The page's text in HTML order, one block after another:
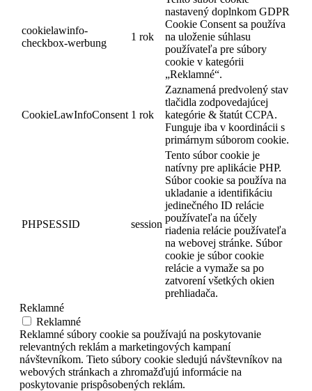
cookielawinfo-
checkbox-werbung
1 rok
nastavený doplnkom GDPR
Cookie Consent sa používa
na uloženie súhlasu
používateľa pre súbory
cookie v kategórii
„Reklamné“.
CookieLawInfoConsent 1 rok
Zaznamená predvolený stav
tlačidla zodpovedajúcej
kategórie & štatút CCPA.
Funguje iba v koordinácii s
primárnym súborom cookie.
PHPSESSID session
Tento súbor cookie je
natívny pre aplikácie PHP.
Súbor cookie sa používa na
ukladanie a identifikáciu
jedinečného ID relácie
používateľa na účely
riadenia relácie používateľa
na webovej stránke. Súbor
cookie je súbor cookie
relácie a vymaže sa po
zatvorení všetkých okien
prehliadača.
Reklamné
Reklamné
Reklamné súbory cookie sa používajú na poskytovanie
relevantných reklám a marketingových kampaní
návštevníkom. Tieto súbory cookie sledujú návštevníkov na
webových stránkach a zhromažďujú informácie na
poskytovanie prispôsobených reklám.